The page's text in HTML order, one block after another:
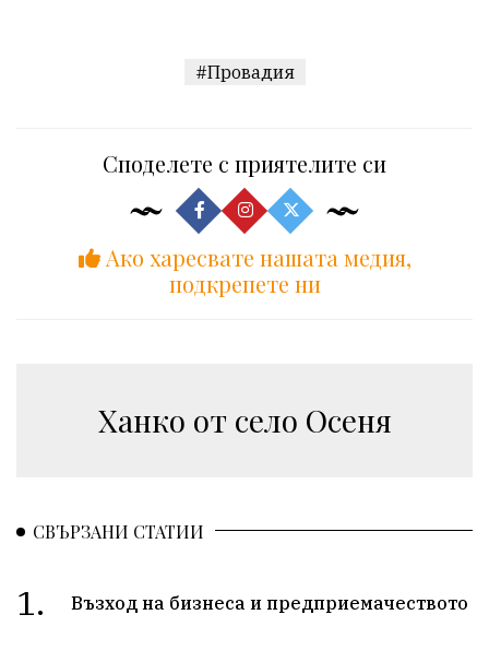
#Провадия
Споделете с приятелите си
Ако харесвате нашата медия,
подкрепете ни
Ханко от село Осеня
СВЪРЗАНИ СТАТИИ
1. Възход на бизнеса и предприемачеството